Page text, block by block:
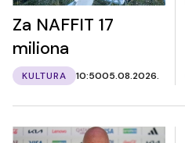
Za NAFFIT 17
miliona
KULTURA 10:5005.08.2026.